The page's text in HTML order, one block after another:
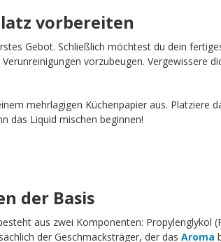
vorbereiten
Gebot. Schließlich möchtest du dein
vorzubeugen. Vergewissere
mehrlagigen Küchenpapier aus. Platziere
das Liquid mischen beginnen!
der Basis
aus zwei Komponenten: Propylenglykol
der Geschmacksträger, der das Aroma